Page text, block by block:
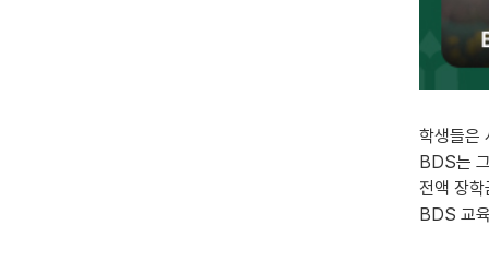
학생들은
BDS는
전액 장
BDS 교